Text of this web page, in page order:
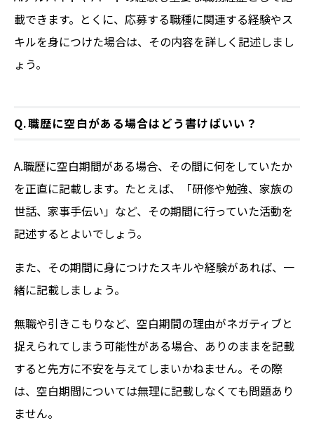
載できます。とくに、応募する職種に関連する経験やス
キルを身につけた場合は、その内容を詳しく記述しまし
ょう。
Q.職歴に空白がある場合はどう書けばいい？
A.職歴に空白期間がある場合、その間に何をしていたか
を正直に記載します。たとえば、「研修や勉強、家族の
世話、家事手伝い」など、その期間に行っていた活動を
記述するとよいでしょう。
また、その期間に身につけたスキルや経験があれば、一
緒に記載しましょう。
無職や引きこもりなど、空白期間の理由がネガティブと
捉えられてしまう可能性がある場合、ありのままを記載
すると先方に不安を与えてしまいかねません。その際
は、空白期間については無理に記載しなくても問題あり
ません。